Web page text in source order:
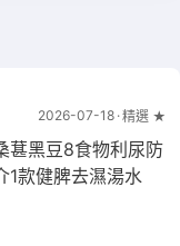
2026-07-18 精選 ★
葚黑豆8食物利尿防
款健脾去濕湯水